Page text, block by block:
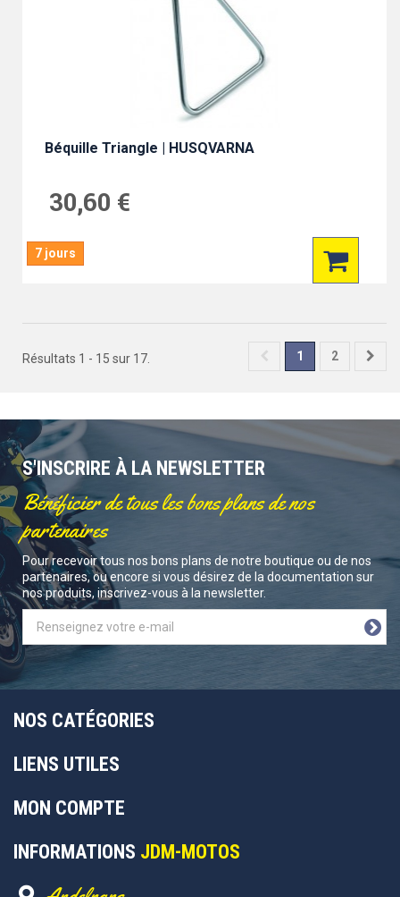
Béquille Triangle | HUSQVARNA
30,60 €
7 jours
1 2
Résultats 1 - 15 sur 17.
S'INSCRIRE À LA NEWSLETTER
Bénéficier de tous les bons plans de nos
partenaires
Pour recevoir tous nos bons plans de notre boutique ou de nos
partenaires, ou encore si vous désirez de la documentation sur
nos produits, inscrivez-vous à la newsletter.
NOS CATÉGORIES
LIENS UTILES
MON COMPTE
INFORMATIONS JDM-MOTOS